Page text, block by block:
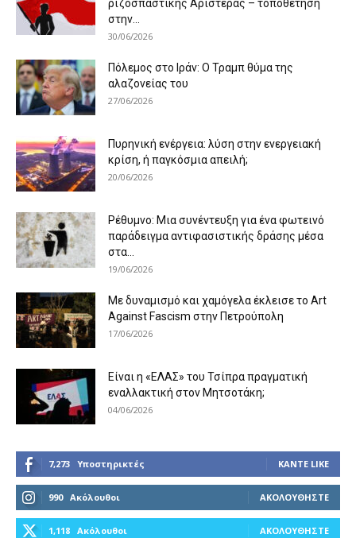
ριζοσπαστικής Αριστεράς – τοποθέτηση
στην...
30/06/2026
Πόλεμος στο Ιράν: Ο Τραμπ θύμα της
αλαζονείας του
27/06/2026
Πυρηνική ενέργεια: λύση στην ενεργειακή
κρίση, ή παγκόσμια απειλή;
20/06/2026
Ρέθυμνο: Μια συνέντευξη για ένα φωτεινό
παράδειγμα αντιφασιστικής δράσης μέσα
στα...
19/06/2026
Με δυναμισμό και χαμόγελα έκλεισε το Art
Against Fascism στην Πετρούπολη
17/06/2026
Είναι η «ΕΛΑΣ» του Τσίπρα πραγματική
εναλλακτική στον Μητσοτάκη;
04/06/2026
7,273 Υποστηρικτές ΚΆΝΤΕ LIKE
990 Ακόλουθοι ΑΚΟΛΟΥΘΉΣΤΕ
1,118 Ακόλουθοι ΑΚΟΛΟΥΘΉΣΤΕ